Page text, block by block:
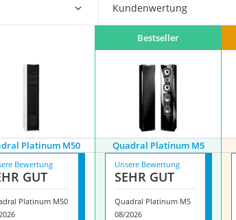
Kundenwertung
Bestseller
Platinum M50 Quadral Platinum M5
Bewertung
GUT
Platinum M50
Unsere Bewertung
SEHR GUT
Quadral Platinum M5
08/2026